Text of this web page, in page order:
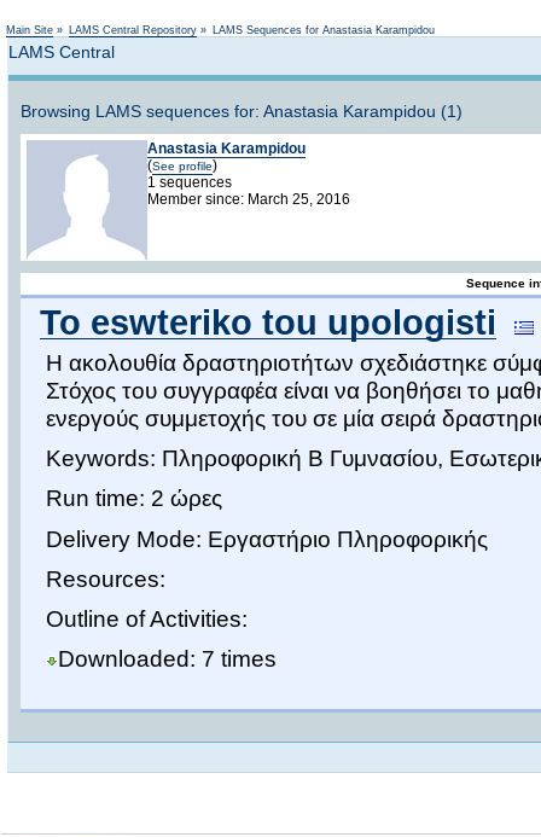
Main Site » LAMS Central Repository » LAMS Sequences for Anastasia Karampidou
LAMS Central
Browsing LAMS sequences for: Anastasia Karampidou (1)
Anastasia Karampidou
(See profile)
1 sequences
Member since: March 25, 2016
Sequence
To eswteriko tou upologisti
Η ακολουθία δραστηριοτήτων σχεδιάστηκε
Στόχος του συγγραφέα είναι να βοηθήσει το
ενεργούς συμμετοχής του σε μία σειρά
Keywords: Πληροφορική Β Γυμνασίου,
Run time: 2 ώρες
Delivery Mode: Εργαστήριο Πληροφορικής
Resources:
Outline of Activities:
Downloaded: 7 times